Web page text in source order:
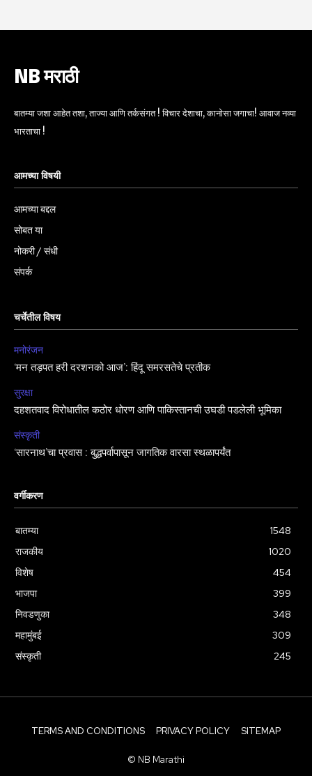
NB मराठी
बातम्या जशा आहेत तशा, ताज्या आणि तर्कसंगत ! विचार देशाचा, कानोसा जगाचा! आवाज नव्या
भारताचा !
आमच्या विषयी
आमच्या बद्दल
सोबत या
नोकरी / संधी
संपर्क
चर्चेतील विषय
मनोरंजन
‘मन तड़पत हरी दरशनको आज’: हिंदू समरसतेचे प्रतीक
सुरक्षा
दहशतवाद विरोधातील कठोर धोरण आणि पाकिस्तानची उघडी पडलेली भूमिका
संस्कृती
‘सारनाथ’चा प्रवास : बुद्धपर्वापासून जागतिक वारसा स्थळापर्यंत
वर्गीकरण
बातम्या
1548
राजकीय
1020
विशेष
454
भाजपा
399
निवडणुका
348
महामुंबई
309
संस्कृती
245
TERMS AND CONDITIONS PRIVACY POLICY SITEMAP
© NB Marathi